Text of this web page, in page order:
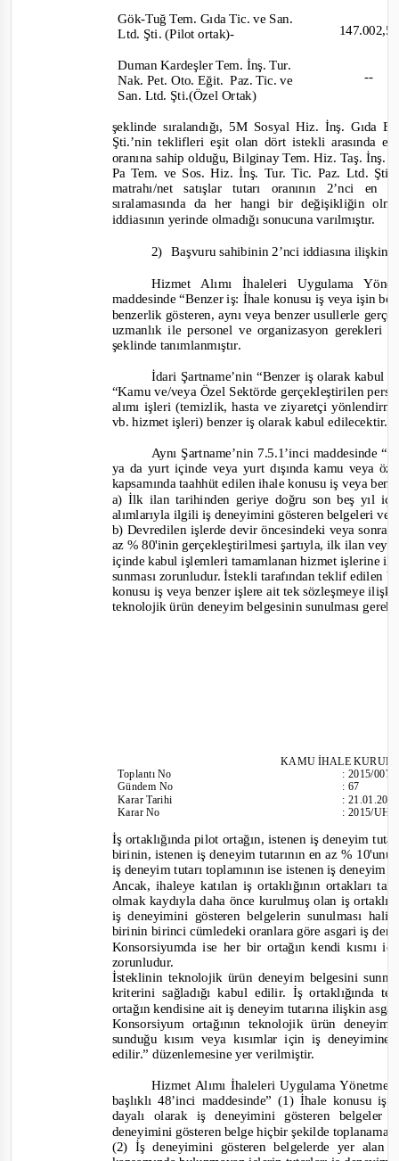
Gök-Tuğ Tem. Gıda Tic. ve San.
Ltd. Şti. (Pilot ortak)-
Duman Kardeşler Tem. İnş. Tur.
Nak. Pet. Oto. Eğit. Paz. Tic. ve
San. Ltd. Şti.(Özel Ortak)
--
şeklinde sıralandığı, 5M Sosyal Hiz. İnş.
Şti.’nin teklifleri eşit olan dört istekli arasında
oranına sahip olduğu, Bilginay Tem. Hiz. Taş. İnş.
Pa Tem. ve Sos. Hiz. İnş. Tur. Tic. Paz. Ltd. Şti.
matrahı/net satışlar tutarı oranının 2’nci
sıralamasında da her hangi bir değişikliğin
iddiasının yerinde olmadığı sonucuna varılmıştır.
2)Başvuru sahibinin 2’nci iddiasına ilişkin
Hizmet Alımı İhaleleri Uygulama
maddesinde“Benzer iş: İhale konusu iş veya işin
benzerlik gösteren, aynı veya benzer usullerle
uzmanlık ile personel ve organizasyon gerekleri
şeklinde tanımlanmıştır.
İdari Şartname’nin “Benzer iş olarak kabul
“Kamu ve/veya Özel Sektörde gerçekleştirilen
alımı işleri (temizlik, hasta ve ziyaretçi
vb. hizmet işleri) benzer iş olarak kabul edilecektir.”
Aynı Şartname’nin 7.5.1’inci maddesinde
ya da yurt içinde veya yurt dışında kamu veya
kapsamında taahhüt edilen ihale konusu iş veya
a) İlk ilan tarihinden geriye doğru son beş yıl
alımlarıyla ilgili iş deneyimini gösteren belgeleri
b) Devredilen işlerde devir öncesindeki veya
az % 80'inin gerçekleştirilmesi şartıyla, ilk ilan
içinde kabul işlemleri tamamlanan hizmet işlerine
sunması zorunludur. İstekli tarafından teklif edilen
konusu iş veya benzer işlere ait tek sözleşmeye
teknolojik ürün deneyim belgesinin sunulması
KAMU İHALE
ToplantıNo
Gündem No
Karar Tarihi
Karar No
:2015/007
:67
:
:2015/
İş ortaklığında pilot ortağın, istenen iş deneyim
birinin, istenen iş deneyim tutarının en az %
iş deneyim tutarıtoplamının ise istenen iş deneyim
Ancak, ihaleye katılan iş ortaklığının ortakları
olmak kaydıyla daha önce kurulmuş olan iş
iş deneyimini gösteren belgelerin sunulması
birinin birinci cümledeki oranlara göre asgari iş
Konsorsiyumda ise her bir ortağın kendi kısmı
zorunludur.
İsteklinin teknolojik ürün deneyim belgesini
kriterini sağladığı kabul edilir. İş ortaklığında
ortağın kendisine ait iş deneyim tutarına ilişkin
Konsorsiyum ortağının teknolojik ürün
sunduğu kısım veya kısımlar için iş
edilir.”düzenlemesine yer verilmiştir.
Hizmet Alımı İhaleleri Uygulama
başlıklı 48’inci maddesinde”(1) İhale konusu iş
dayalı olarak iş deneyimini gösteren
deneyimini gösteren belge hiçbir şekilde
(2) İş deneyimini gösteren belgelerde yer